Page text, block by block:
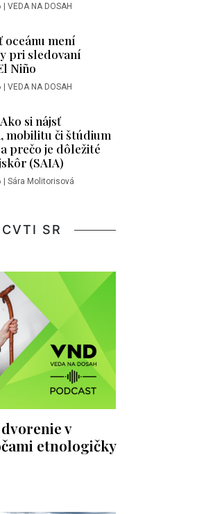
| VEDA NA DOSAH
oceánu mení
pri sledovaní
Niño
| VEDA NA DOSAH
si nájsť
mobilitu či štúdium
prečo je dôležité
(SAIA)
| Sára Molitorisová
SR
dvorenie v
etnologičky